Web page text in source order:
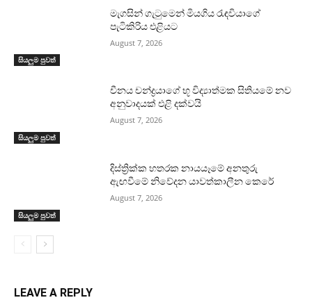
සියලුම පුවත්
මැගසින් ගැටුමෙන් මියගිය රැඳවියාගේ
පැටිකිරිය එළියට
August 7, 2026
සියලුම පුවත්
චීනය චන්ද්‍රයාගේ භූ විද්‍යාත්මක සිතියමේ නව
අනුවාදයක් එළි දක්වයි
August 7, 2026
සියලුම පුවත්
දිස්ත්‍රික්ක හතරක නායයෑමේ අනතුරු
ඇඟවීමේ නිවේදන යාවත්කාලීන කෙරේ
August 7, 2026
LEAVE A REPLY